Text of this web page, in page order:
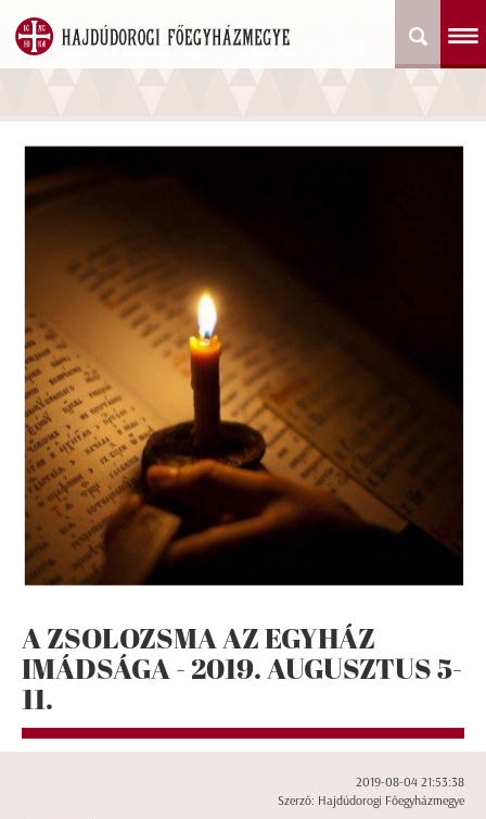
A ZSOLOZSMA AZ EGYHÁZ
IMÁDSÁGA - 2019. AUGUSZTUS 5-
11.
2019-08-04 21:53:38
Szerző: Hajdúdorogi Főegyházmegye